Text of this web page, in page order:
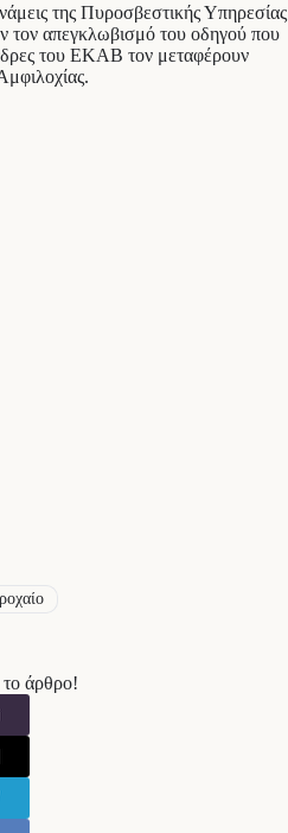
της Πυροσβεστικής Υπηρεσίας
τον απεγκλωβισμό του οδηγού που
του ΕΚΑΒ τον μεταφέρουν
το άρθρο!